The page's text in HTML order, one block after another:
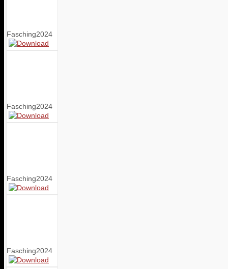
Fasching2024
Fasching2024
Fasching2024
Fasching2024